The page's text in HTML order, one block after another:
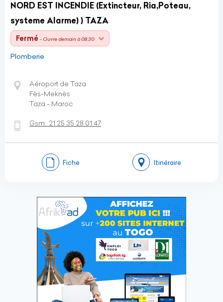
NORD EST INCENDIE (Extincteur, Ria,Poteau,
systeme Alarme) ) TAZA
Fermé - Ouvre demain à 08:30
Plomberie
Aéroport de Taza
Fès-Meknès
Taza - Maroc
Gsm: 21 25 35 28 01 47
Fiche Itinéraire